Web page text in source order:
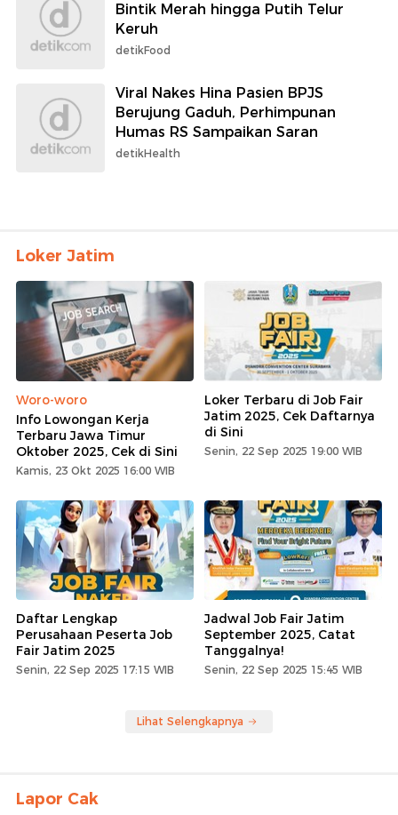
Bintik Merah hingga Putih Telur
Keruh
detikFood
Viral Nakes Hina Pasien BPJS
Berujung Gaduh, Perhimpunan
Humas RS Sampaikan Saran
detikHealth
Loker Jatim
Woro-woro
Info Lowongan Kerja
Terbaru Jawa Timur
Oktober 2025, Cek di Sini
Kamis, 23 Okt 2025 16:00 WIB
Loker Terbaru di Job Fair
Jatim 2025, Cek Daftarnya
di Sini
Senin, 22 Sep 2025 19:00 WIB
Daftar Lengkap
Perusahaan Peserta Job
Fair Jatim 2025
Senin, 22 Sep 2025 17:15 WIB
Jadwal Job Fair Jatim
September 2025, Catat
Tanggalnya!
Senin, 22 Sep 2025 15:45 WIB
Lihat Selengkapnya
Lapor Cak